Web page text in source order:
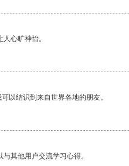
心旷神怡。
以结识到来自世界各地的朋友。
其他用户交流学习心得。